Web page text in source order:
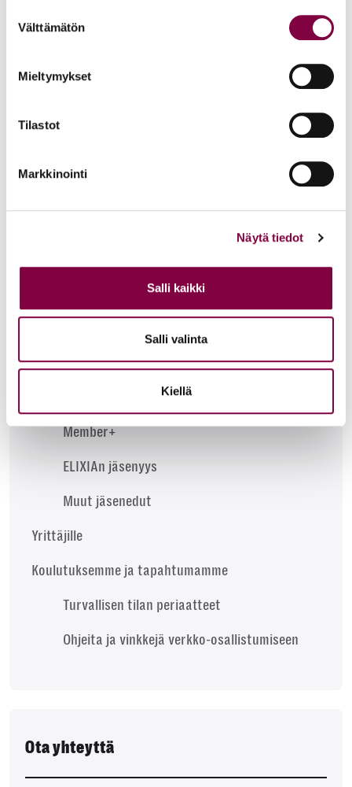
valinta
Välttämätön
Mieltymykset
Tilastot
Markkinointi
Näytä tiedot
Salli kaikki
Salli valinta
Kiellä
Danske Bankin jäsenedut
Ammatillinen oikeusturva- ja vastuuvakuutus
Legora-tekoälytyökalu
Kirjallisuus, koulutus ja lehdet
Member+
ELIXIAn jäsenyys
Muut jäsenedut
Yrittäjille
Koulutuksemme ja tapahtumamme
Turvallisen tilan periaatteet
Ohjeita ja vinkkejä verkko-osallistumiseen
Ota yhteyttä